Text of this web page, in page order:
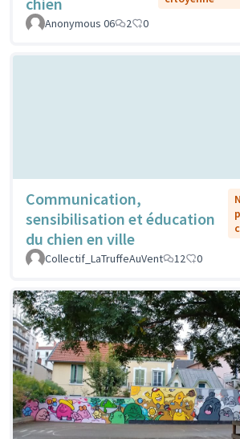
Anonymous 06
2 0
Communication,
sensibilisation et éducation
du chien en ville
Collectif_LaTruffeAuVent 12 0